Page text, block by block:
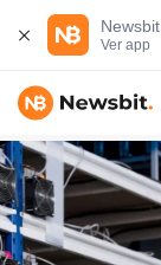
Newsbit
Ver app